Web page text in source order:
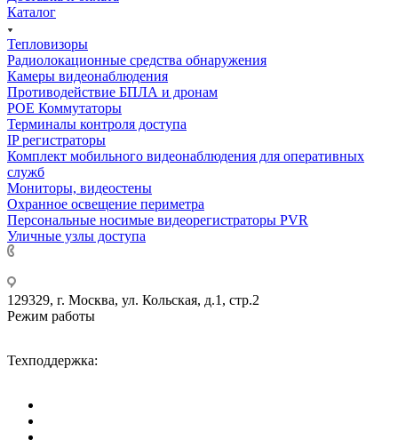
Каталог
Тепловизоры
Радиолокационные средства обнаружения
Камеры видеонаблюдения
Противодействие БПЛА и дронам
РОЕ Коммутаторы
Терминалы контроля доступа
IP регистраторы
Комплект мобильного видеонаблюдения для оперативных
служб
Мониторы, видеостены
Охранное освещение периметра
Персональные носимые видеорегистраторы PVR
Уличные узлы доступа
129329, г. Москва, ул. Кольская, д.1, стр.2
Режим работы
Техподдержка: